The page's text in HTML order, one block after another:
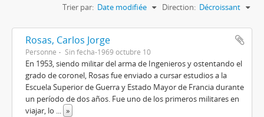
Trier par: Date modifiée Direction: Décroissant
Rosas, Carlos Jorge
Personne Sin fecha-1969 octubre 10
En 1953, siendo militar del arma de Ingenieros y ostentando el
grado de coronel, Rosas fue enviado a cursar estudios a la
Escuela Superior de Guerra y Estado Mayor de Francia durante
un período de dos años. Fue uno de los primeros militares en
viajar, lo ... »